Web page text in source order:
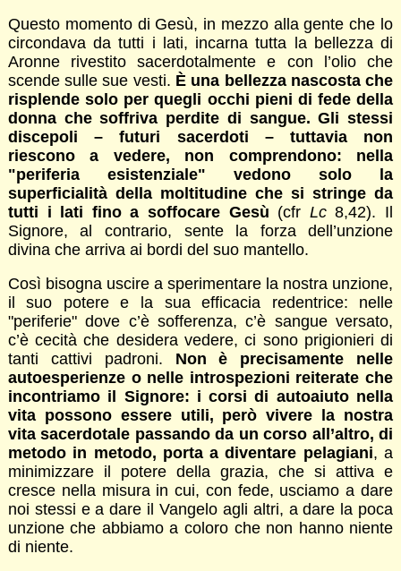
Questo momento di Gesù, in mezzo alla gente che lo
circondava da tutti i lati, incarna tutta la bellezza di
Aronne rivestito sacerdotalmente e con l’olio che
scende sulle sue vesti. È una bellezza nascosta che
risplende solo per quegli occhi pieni di fede della
donna che soffriva perdite di sangue. Gli stessi
discepoli – futuri sacerdoti – tuttavia non
riescono a vedere, non comprendono: nella
"periferia esistenziale" vedono solo la
superficialità della moltitudine che si stringe da
tutti i lati fino a soffocare Gesù (cfr Lc8,42). Il
Signore, al contrario, sente la forza dell’unzione
divina che arriva ai bordi del suo mantello.
Così bisogna uscire a sperimentare la nostra unzione,
il suo potere e la sua efficacia redentrice: nelle
"periferie" dove c’è sofferenza, c’è sangue versato,
c’è cecità che desidera vedere, ci sono prigionieri di
tanti cattivi padroni. Non è precisamente nelle
autoesperienze o nelle introspezioni reiterate che
incontriamo il Signore: i corsi di autoaiuto nella
vita possono essere utili, però vivere la nostra
vita sacerdotale passando da un corso all’altro, di
metodo in metodo, porta a diventare pelagiani, a
minimizzare il potere della grazia, che si attiva e
cresce nella misura in cui, con fede, usciamo a dare
noi stessi e a dare il Vangelo agli altri, a dare la poca
unzione che abbiamo a coloro che non hanno niente
di niente.